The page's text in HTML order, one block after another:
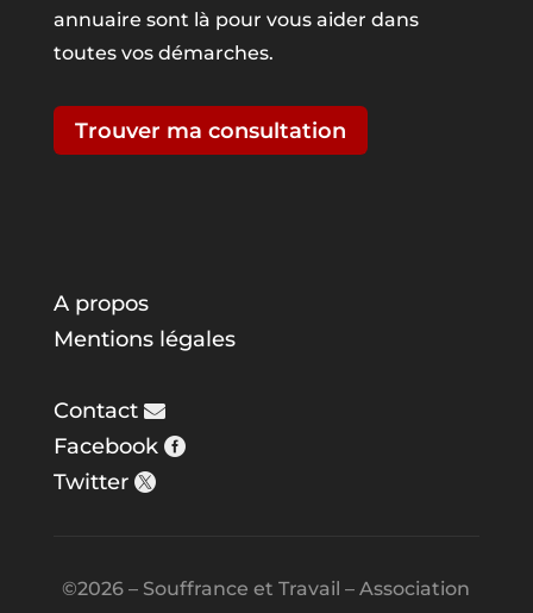
annuaire sont là pour vous aider dans
toutes vos démarches.
Trouver ma consultation
A propos
Mentions légales
Contact
Facebook
Twitter
©2026 – Souffrance et Travail – Association